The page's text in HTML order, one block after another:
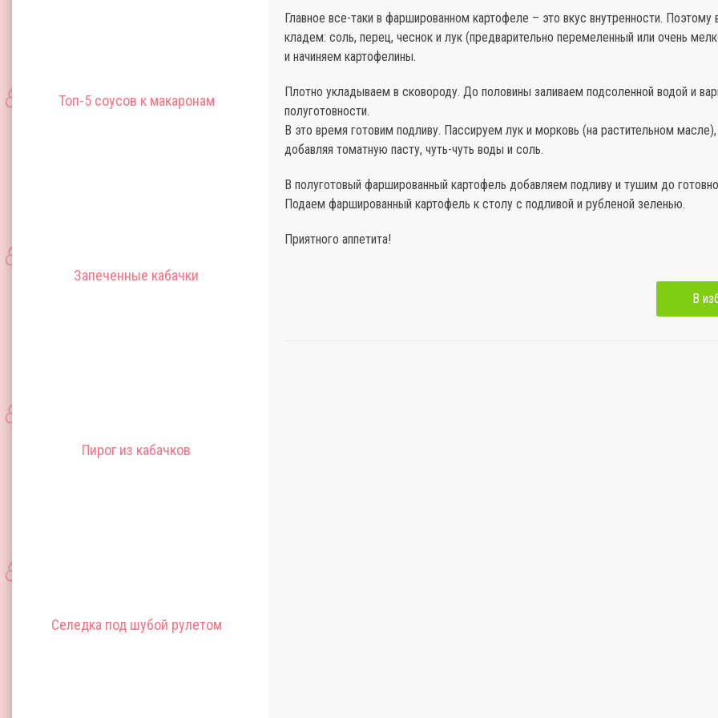
Топ-5 соусов к макаронам
Запеченные кабачки
Пирог из кабачков
Селедка под шубой рулетом
Главное все-таки в фаршированном картофеле – это вкус внутренности.
кладем: соль, перец, чеснок и лук (предварительно перемеленный или очень
и начиняем картофелины.
Плотно укладываем в сковороду. До половины заливаем подсоленной водой и
полуготовности.
В это время готовим подливу. Пассируем лук и морковь (на растительном
добавляя томатную пасту, чуть-чуть воды и соль.
В полуготовый фаршированный картофель добавляем подливу и тушим до
Подаем фаршированный картофель к столу с подливой и рубленой зеленью.
Приятного аппетита!
В